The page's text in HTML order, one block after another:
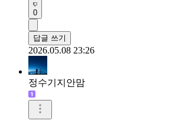
0
답글 쓰기
2026.05.08 23:26
정수기지안맘